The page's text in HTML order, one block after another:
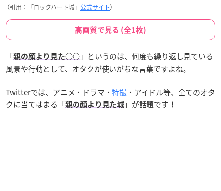
（引用：「ロックハート城」 公式サイト）
高画質で見る (全1枚)
「親の顔より見た○○ 」というのは、何度も繰り返し見ている
風景や行動として、オタクが使いがちな言葉ですよね。
Twitterでは、アニメ・ドラマ・ 特撮 ・アイドル等、全てのオタ
クに当てはまる「親の顔より見た城 」が話題です！